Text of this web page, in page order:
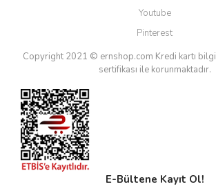
Youtube
Pinterest
Copyright 2021 © ernshop.com Kredi kartı
sertifikası ile korunmaktadır.
E-Bültene Kayıt Ol!